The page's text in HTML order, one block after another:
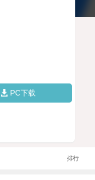
PC下载
排行